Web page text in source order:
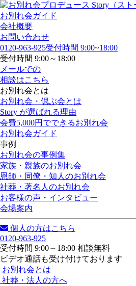
お別れ会ガイド
会社概要
お問い合わせ
0120-963-925受付時間 9:00~18:00
受付時間 9:00～18:00
メールでの
相談はこちら
お別れ会とは
お別れ会・偲ぶ会とは
Story が選ばれる理由
会費5,000円でできるお別れ会
お別れ会ガイド
事例
お別れ会の事例集
家族・親族のお別れ会
恩師・同僚・知人のお別れ会
社葬・著名人のお別れ会
お客様の声・インタビュー
会場案内
個人の方はこちら
0120-963-925
受付時間 9:00～18:00 相談無料
ビデオ通話も受け付けております
お別れ会とは
社葬・法人の方へ